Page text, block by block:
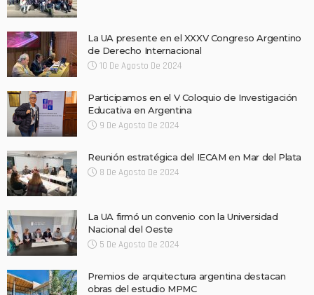
La UA presente en el XXXV Congreso Argentino
de Derecho Internacional
10 De Agosto De 2024
Participamos en el V Coloquio de Investigación
Educativa en Argentina
9 De Agosto De 2024
Reunión estratégica del IECAM en Mar del Plata
8 De Agosto De 2024
La UA firmó un convenio con la Universidad
Nacional del Oeste
5 De Agosto De 2024
Premios de arquitectura argentina destacan
obras del estudio MPMC